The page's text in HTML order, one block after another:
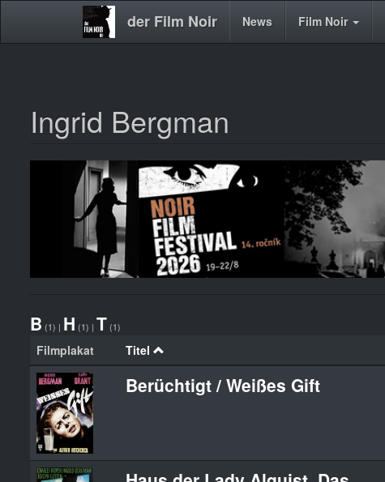
der Film Noir
Main News Film Noir
Ingrid Bergman
B (1) | H (1) | T (1)
Filmplakat Titel
Berüchtigt / Weißes Gift